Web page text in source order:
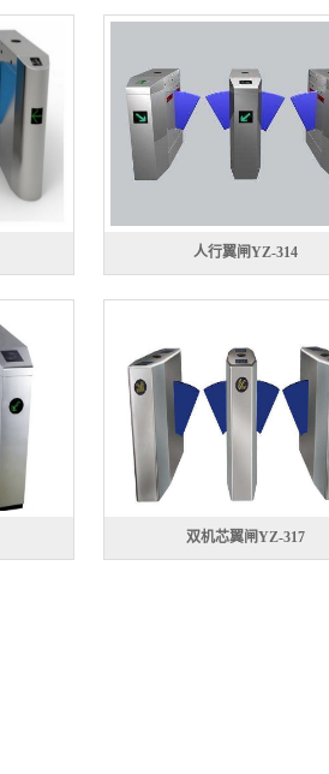
人行翼闸YZ-314
双机芯翼闸YZ-317